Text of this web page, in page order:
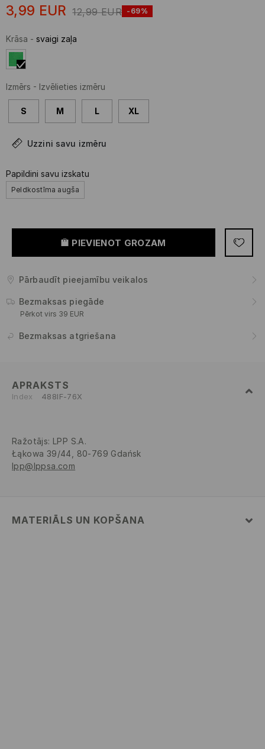
3,99 EUR 12,99 EUR -69%
Krāsa - svaigi zaļa
Izmērs - Izvēlieties izmēru
S M L XL
Uzzini savu izmēru
Papildini savu izskatu
Peldkostīma augša
PIEVIENOT GROZAM
Pārbaudīt pieejamību veikalos
Bezmaksas piegāde
Pērkot virs 39 EUR
Bezmaksas atgriešana
APRAKSTS
Index 488IF-76X
Ražotājs: LPP S.A.
Łąkowa 39/44, 80-769 Gdańsk
lpp@lppsa.com
MATERIĀLS UN KOPŠANA